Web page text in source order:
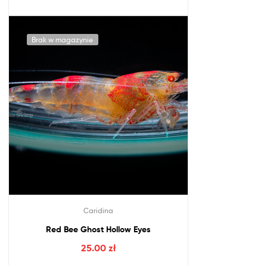
Brak w magazynie
Caridina
Red Bee Ghost Hollow Eyes
25.00 zł